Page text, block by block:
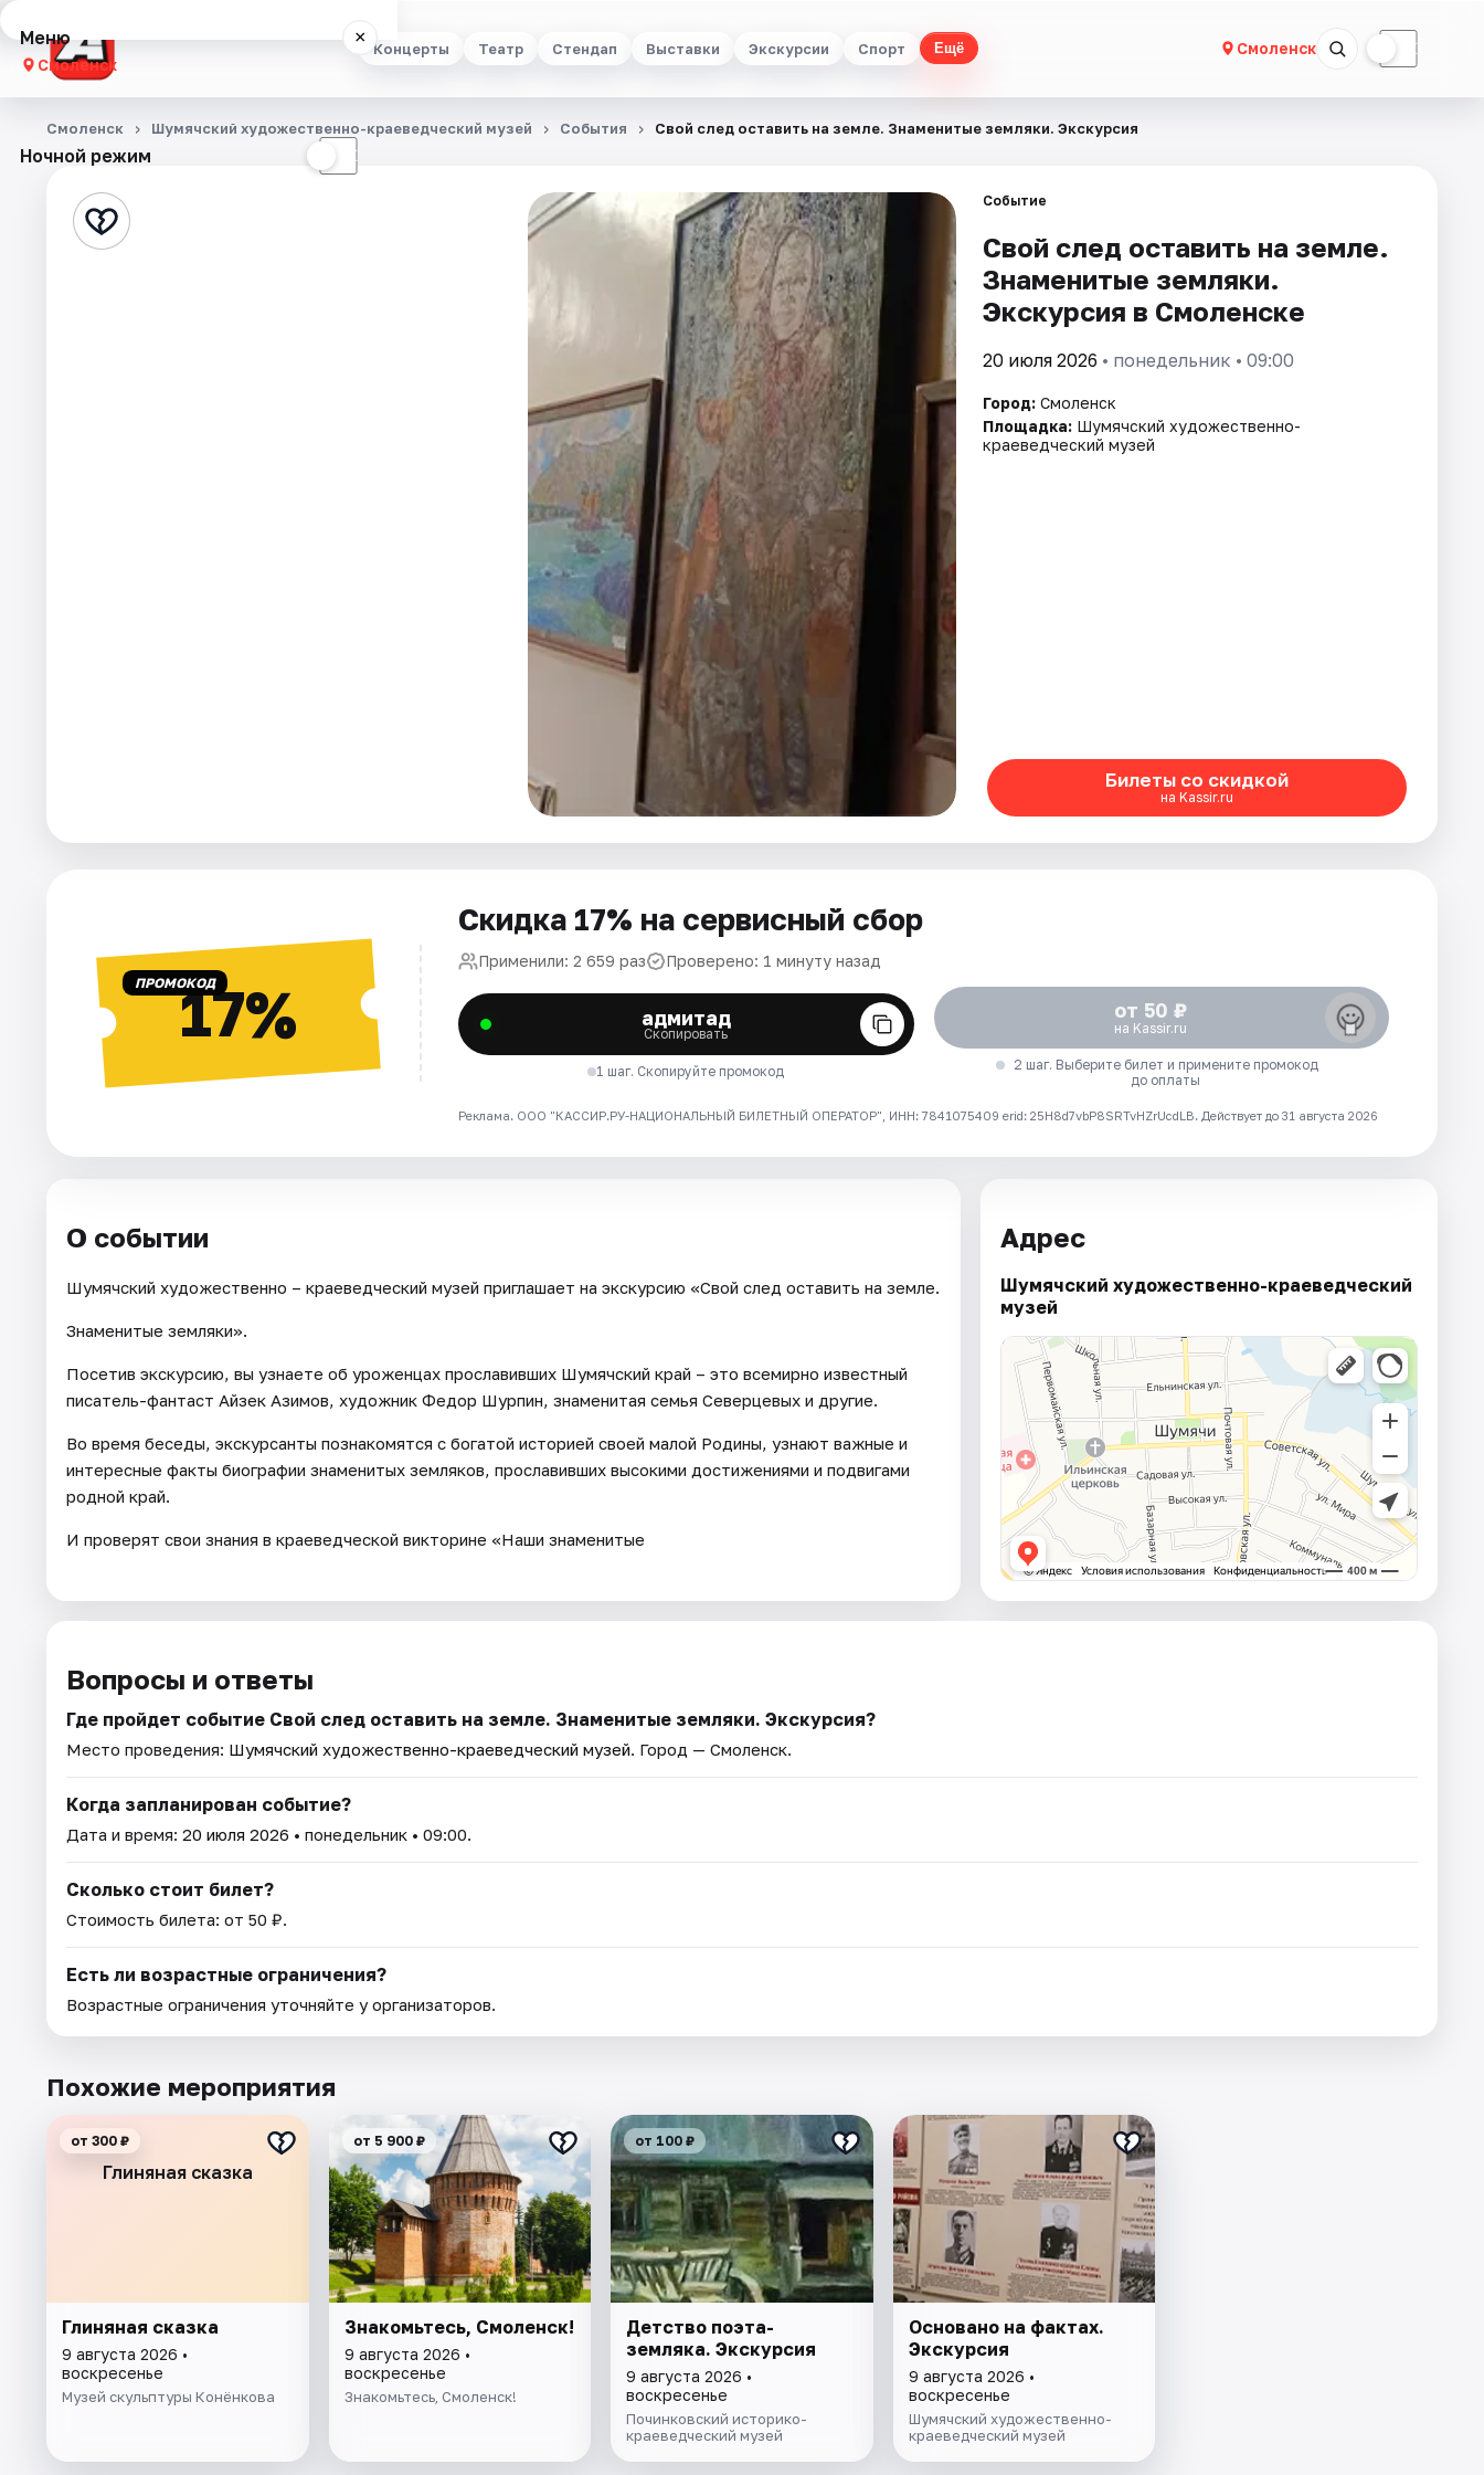
Концерты Театр Стендап Выставки Экскурсии Спорт Ещё Смоленск ☾
Меню ×
Смоленск
Концерты
Стендап
Ночной режим ☾
Смоленск Шумячский художественно-краеведческий музей События Свой след оставить на земле. Знаменитые земляки. Экскурсия
Событие
Свой след оставить на земле.
Знаменитые земляки.
Экскурсия в Смоленске
20 июля 2026 • понедельник • 09:00
Город: Смоленск
Площадка: Шумячский художественно-
краеведческий музей
Билеты со скидкой
на Kassir.ru
ПРОМОКОД17%
Скидка 17% на сервисный сбор
Применили: 2 659 раз Проверено: 1 минуту назад
адмитад
Скопировать
1 шаг. Скопируйте промокод
от 50 ₽
на Kassir.ru
2 шаг. Выберите билет и примените промокод
до оплаты
Реклама. ООО "КАССИР.РУ-НАЦИОНАЛЬНЫЙ БИЛЕТНЫЙ ОПЕРАТОР", ИНН: 7841075409 erid: 25H8d7vbP8SRTvHZrUcdLB. Действует до 31 августа 2026
О событии
Шумячский художественно – краеведческий музей приглашает на экскурсию «Свой след оставить на земле.
Знаменитые земляки».
Посетив экскурсию, вы узнаете об уроженцах прославивших Шумячский край – это всемирно известный
писатель-фантаст Айзек Азимов, художник Федор Шурпин, знаменитая семья Северцевых и другие.
Во время беседы, экскурсанты познакомятся с богатой историей своей малой Родины, узнают важные и
интересные факты биографии знаменитых земляков, прославивших высокими достижениями и подвигами
родной край.
И проверят свои знания в краеведческой викторине «Наши знаменитые
Адрес
Шумячский художественно-краеведческий
музей
Вопросы и ответы
Где пройдет событие Свой след оставить на земле. Знаменитые земляки. Экскурсия?
Место проведения: Шумячский художественно-краеведческий музей. Город — Смоленск.
Когда запланирован событие?
Дата и время: 20 июля 2026 • понедельник • 09:00.
Сколько стоит билет?
Стоимость билета: от 50 ₽.
Есть ли возрастные ограничения?
Возрастные ограничения уточняйте у организаторов.
Похожие мероприятия
Глиняная сказка
от 300 ₽
Глиняная сказка
9 августа 2026 •
воскресенье
Музей скульптуры Конёнкова
от 5 900 ₽
Знакомьтесь, Смоленск!
9 августа 2026 •
воскресенье
Знакомьтесь, Смоленск!
от 100 ₽
Детство поэта-
земляка. Экскурсия
9 августа 2026 •
воскресенье
Починковский историко-
краеведческий музей
Основано на фактах.
Экскурсия
9 августа 2026 •
воскресенье
Шумячский художественно-
краеведческий музей